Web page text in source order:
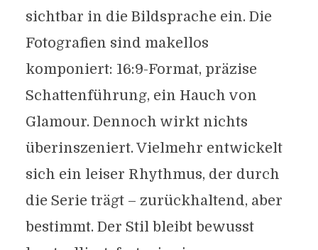
sichtbar in die Bildsprache ein. Die
Fotografien sind makellos
komponiert: 16:9-Format, präzise
Schattenführung, ein Hauch von
Glamour. Dennoch wirkt nichts
überinszeniert. Vielmehr entwickelt
sich ein leiser Rhythmus, der durch
die Serie trägt – zurückhaltend, aber
bestimmt. Der Stil bleibt bewusst